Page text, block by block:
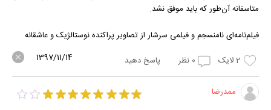
متاسفانه آن‌طور که باید موفق نشد.
فیلم‌نامه‌ای نامنسجم و فیلمی سرشار از تصاویر پراکنده نوستالژیک و عاشقانه
2لایک 0 نظر پاسخ دهید 1397/11/14
ممدرضا